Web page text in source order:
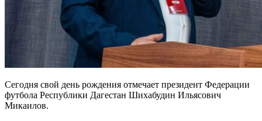
Сегодня свой день рождения отмечает президент Федерации
футбола Республики Дагестан Шихабудин Ильясович
Микаилов.